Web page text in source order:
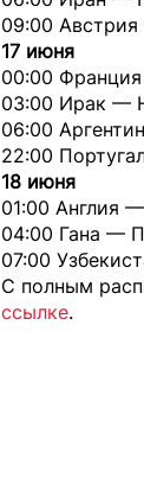
09:00
17 июня
00:00
03:00 Ирак —
06:00
22:00
18 июня
01:00 Англия
04:00 Гана —
07:00
С полным
ссылке.